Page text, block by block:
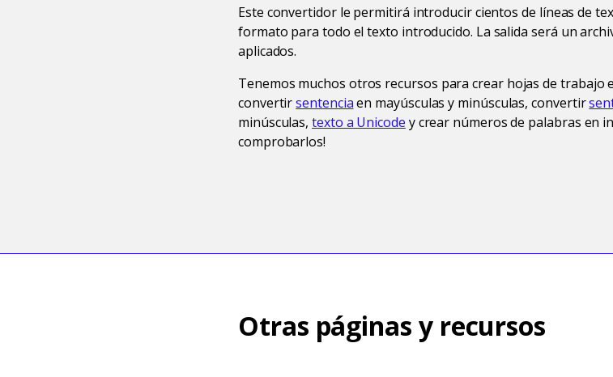
Este convertidor le permitirá introducir cientos de líneas de
formato para todo el texto introducido. La salida será un
aplicados.
Tenemos muchos otros recursos para crear hojas de trabajo
convertirsentenciaen mayúsculas y minúsculas, convertir
minúsculas,texto a Unicode y crear números de palabras en
comprobarlos!
Otras páginas y recursos